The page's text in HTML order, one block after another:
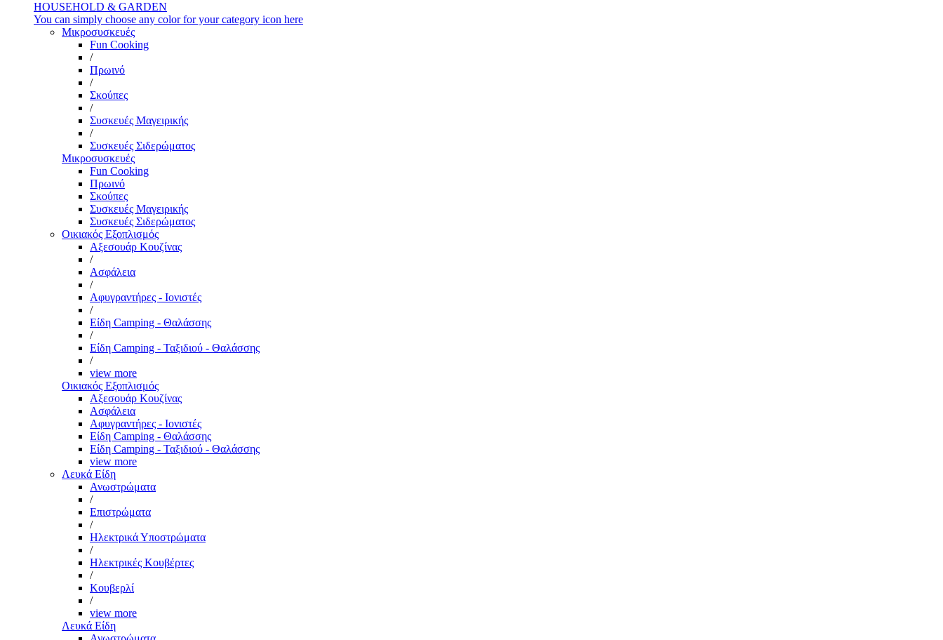
HOUSEHOLD & GARDEN
You can simply choose any color for your category icon here
Μικροσυσκευές
Fun Cooking
/
Πρωινό
/
Σκούπες
/
Συσκευές Μαγειρικής
/
Συσκευές Σιδερώματος
Μικροσυσκευές
Fun Cooking
Πρωινό
Σκούπες
Συσκευές Μαγειρικής
Συσκευές Σιδερώματος
Οικιακός Εξοπλισμός
Αξεσουάρ Κουζίνας
/
Ασφάλεια
/
Αφυγραντήρες - Ιονιστές
/
Είδη Camping - Θαλάσσης
/
Είδη Camping - Ταξιδιού - Θαλάσσης
/
view more
Οικιακός Εξοπλισμός
Αξεσουάρ Κουζίνας
Ασφάλεια
Αφυγραντήρες - Ιονιστές
Είδη Camping - Θαλάσσης
Είδη Camping - Ταξιδιού - Θαλάσσης
view more
Λευκά Είδη
Ανωστρώματα
/
Επιστρώματα
/
Ηλεκτρικά Υποστρώματα
/
Ηλεκτρικές Κουβέρτες
/
Κουβερλί
/
view more
Λευκά Είδη